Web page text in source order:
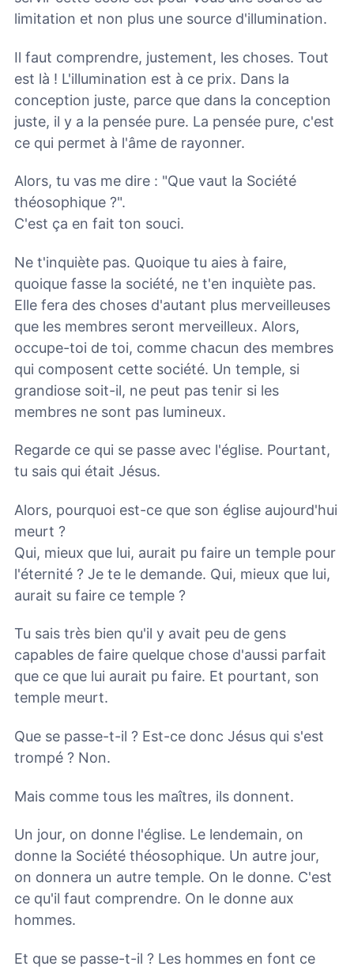
limitation et non plus une source d'illumination.
Il faut comprendre, justement, les choses. Tout
est là ! L'illumination est à ce prix. Dans la
conception juste, parce que dans la conception
juste, il y a la pensée pure. La pensée pure, c'est
ce qui permet à l'âme de rayonner.
Alors, tu vas me dire : "Que vaut la Société
théosophique ?".
C'est ça en fait ton souci.
Ne t'inquiète pas. Quoique tu aies à faire,
quoique fasse la société, ne t'en inquiète pas.
Elle fera des choses d'autant plus merveilleuses
que les membres seront merveilleux. Alors,
occupe-toi de toi, comme chacun des membres
qui composent cette société. Un temple, si
grandiose soit-il, ne peut pas tenir si les
membres ne sont pas lumineux.
Regarde ce qui se passe avec l'église. Pourtant,
tu sais qui était Jésus.
Alors, pourquoi est-ce que son église aujourd'hui
meurt ?
Qui, mieux que lui, aurait pu faire un temple pour
l'éternité ? Je te le demande. Qui, mieux que lui,
aurait su faire ce temple ?
Tu sais très bien qu'il y avait peu de gens
capables de faire quelque chose d'aussi parfait
que ce que lui aurait pu faire. Et pourtant, son
temple meurt.
Que se passe-t-il ? Est-ce donc Jésus qui s'est
trompé ? Non.
Mais comme tous les maîtres, ils donnent.
Un jour, on donne l'église. Le lendemain, on
donne la Société théosophique. Un autre jour,
on donnera un autre temple. On le donne. C'est
ce qu'il faut comprendre. On le donne aux
hommes.
Et que se passe-t-il ? Les hommes en font ce